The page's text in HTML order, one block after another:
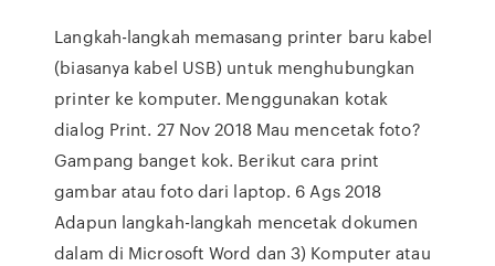
Langkah-langkah memasang printer baru kabel
(biasanya kabel USB) untuk menghubungkan
printer ke komputer. Menggunakan kotak
dialog Print. 27 Nov 2018 Mau mencetak foto?
Gampang banget kok. Berikut cara print
gambar atau foto dari laptop. 6 Ags 2018
Adapun langkah-langkah mencetak dokumen
dalam di Microsoft Word dan 3) Komputer atau